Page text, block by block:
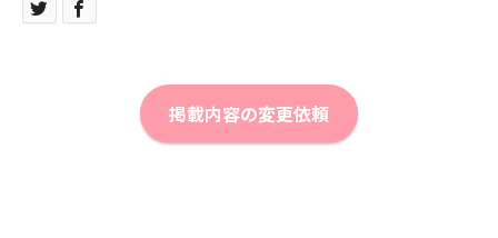
掲載内容の変更依頼